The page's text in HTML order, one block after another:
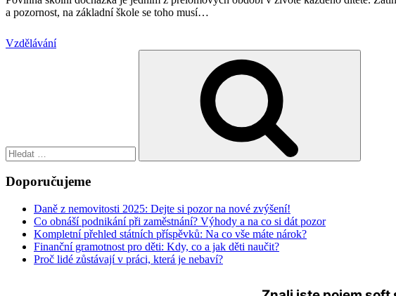
a pozornost, na základní škole se toho musí…
Vzdělávání
Doporučujeme
Daně z nemovitosti 2025: Dejte si pozor na nové zvýšení!
Co obnáší podnikání při zaměstnání? Výhody a na co si dát pozor
Kompletní přehled státních příspěvků: Na co vše máte nárok?
Finanční gramotnost pro děti: Kdy, co a jak děti naučit?
Proč lidé zůstávají v práci, která je nebaví?